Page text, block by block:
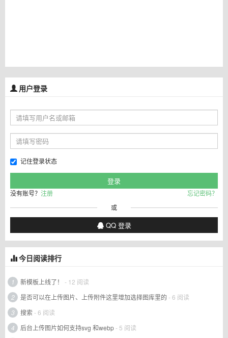
用户登录
记住登录状态
没有账号？ 注册
忘记密码？
或
QQ 登录
今日阅读排行
1 新模板上线了！
- 12 阅读
2
是否可以在上传图片、上传附件这里增加选择图库里的 - 6 阅读
3
搜索- 6 阅读
4
后台上传图片如何支持svg 和webp- 5 阅读